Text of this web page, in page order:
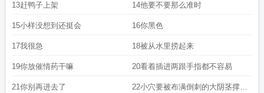
13赶鸭子上架 14他要不要那么准时
15小样没想到还挺会 16你黑色
17我很急 18被从水里捞起来
19你放催情药干嘛 20看着插进两跟手指都不容易
21你别再进去了 22小穴要被布满倒刺的大阴茎撑坏